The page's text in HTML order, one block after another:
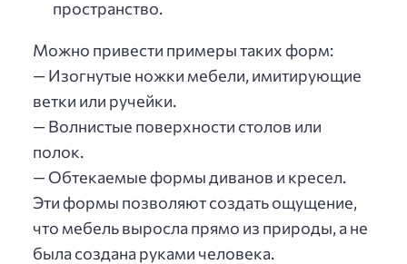
пространство.
Можно привести примеры таких форм:
— Изогнутые ножки мебели, имитирующие
ветки или ручейки.
— Волнистые поверхности столов или
полок.
— Обтекаемые формы диванов и кресел.
Эти формы позволяют создать ощущение,
что мебель выросла прямо из природы, а не
была создана руками человека.